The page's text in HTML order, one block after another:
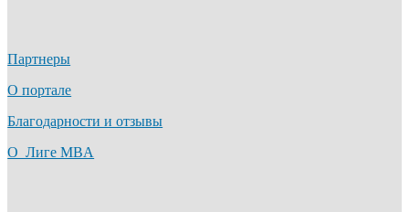
Партнеры
О портале
Благодарности и отзывы
О Лиге MBA